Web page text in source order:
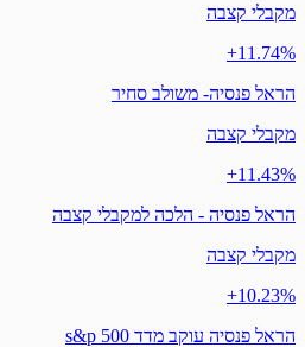
מקבלי קצבה
‎+11.74%
הראל פנסיה- משולב סחיר
מקבלי קצבה
‎+11.43%
הראל פנסיה - הלכה למקבלי קצבה
מקבלי קצבה
‎+10.23%
הראל פנסיה עוקב מדד s&p 500